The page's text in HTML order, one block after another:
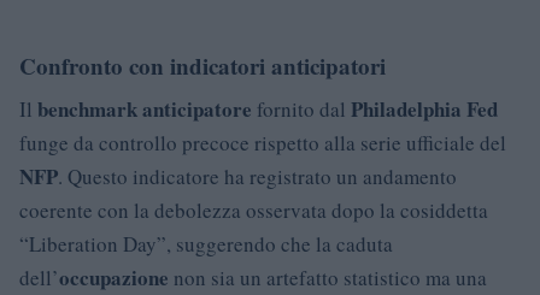
Confronto con indicatori anticipatori
Il benchmark anticipatore fornito dal Philadelphia Fed
funge da controllo precoce rispetto alla serie ufficiale del
NFP. Questo indicatore ha registrato un andamento
coerente con la debolezza osservata dopo la cosiddetta
“Liberation Day”, suggerendo che la caduta
dell’occupazione non sia un artefatto statistico ma una